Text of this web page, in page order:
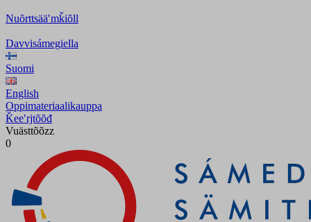
Nuõrttsääʹmǩiõll
Davvisámegiella
Suomi
English
Oppimateriaalikauppa
Ǩeeʹrjtõõđ
Vuästtõõzz
0